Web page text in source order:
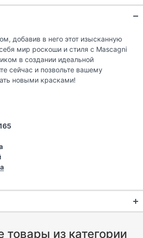
добавив в него этот изысканную
мир роскоши и стиля с Mascagni
в создании идеальной
сейчас и позвольте вашему
новыми красками!
из категории